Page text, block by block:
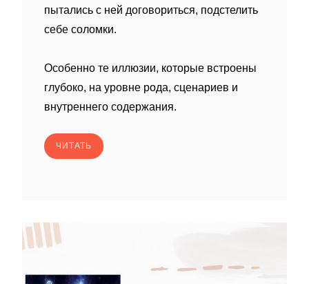
пытались с ней договориться, подстелить
себе соломки.
Особенно те иллюзии, которые встроены
глубоко, на уровне рода, сценариев и
внутреннего содержания.
ЧИТАТЬ